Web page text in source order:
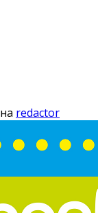
на redactor